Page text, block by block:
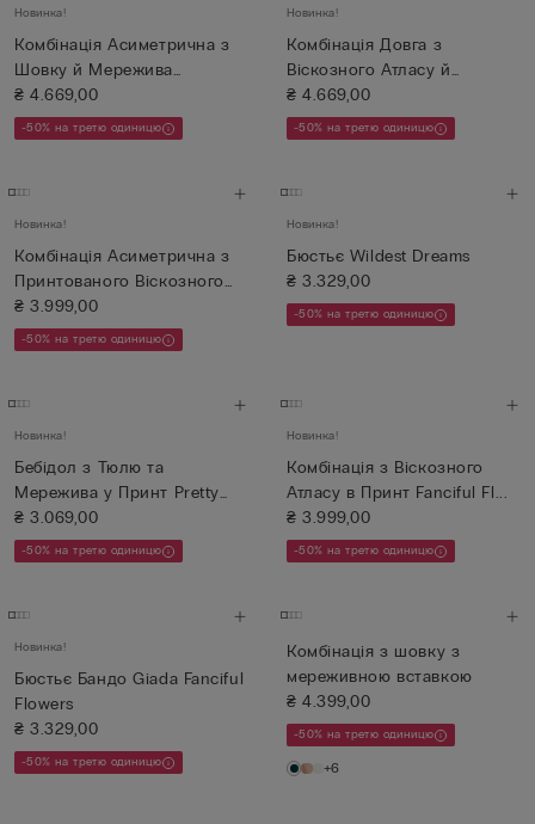
Новинка!
Комбінація Асиметрична з
Шовку й Мережива
Brighten...
₴ 4.669,00
-50% на третю одиницю
Новинка!
Комбінація Довга з
Віскозного Атласу й
Мережива La...
₴ 4.669,00
-50% на третю одиницю
Новинка!
Комбінація Асиметрична з
Принтованого Віскозного
А...
₴ 3.999,00
-50% на третю одиницю
Новинка!
Бюстьє Wildest Dreams
₴ 3.329,00
-50% на третю одиницю
Новинка!
Бебідол з Тюлю та
Мережива у Принт Pretty
Flowers
₴ 3.069,00
-50% на третю одиницю
Новинка!
Комбінація з Віскозного
Атласу в Принт Fanciful Fl...
₴ 3.999,00
-50% на третю одиницю
Новинка!
Бюстьє Бандо Giada Fanciful
Flowers
₴ 3.329,00
-50% на третю одиницю
Комбінація з шовку з
мереживною вставкою
₴ 4.399,00
-50% на третю одиницю
+6